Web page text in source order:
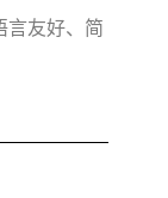
言友好、简